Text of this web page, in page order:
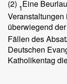
(2) 1Eine
überwiegend
Fällen des
Deutschen
Katholikentag